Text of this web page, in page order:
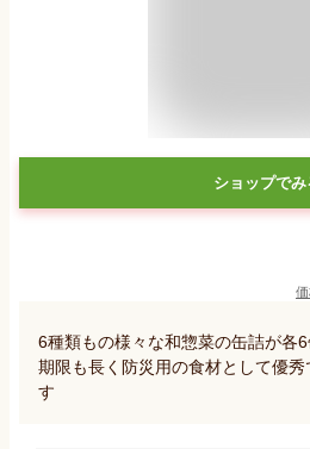
ショップでみ
6種類もの様々な和惣菜の缶詰が各
期限も長く防災用の食材として優
す